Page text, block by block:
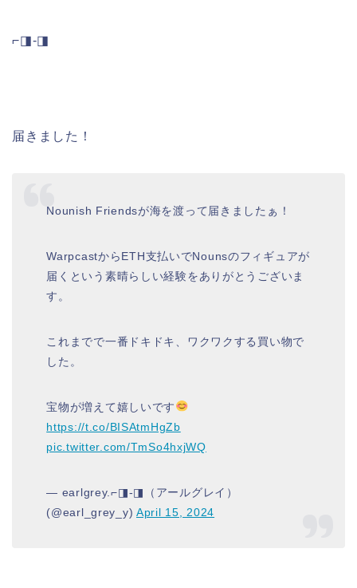
⌐◨-◨
届きました！
Nounish Friendsが海を渡って届きましたぁ！
WarpcastからETH支払いでNounsのフィギュアが
届くという素晴らしい経験をありがとうございま
す。
これまでで一番ドキドキ、ワクワクする買い物で
した。
宝物が増えて嬉しいです
https://t.co/BISAtmHgZb
pic.twitter.com/TmSo4hxjWQ
— earlgrey.⌐◨-◨（アールグレイ）
(@earl_grey_y) April 15, 2024